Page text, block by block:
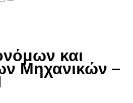
και
Μηχανικών –